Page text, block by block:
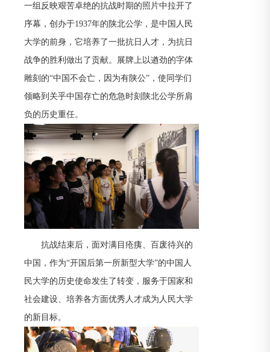
一组反映艰苦卓绝的抗战时期的照片中拉开了
序幕，创办于1937年的陕北公学，是中国人民
大学的前身，它培养了一批抗日人才，为抗日
战争的胜利做出了贡献。展牌上以遒劲的字体
雕刻的“中国不会亡，因为有陕公”，使同学们
领略到关乎中国存亡的危急时刻陕北公学所肩
负的历史重任。
抗战结束后，面对满目疮痍、百废待兴的
中国，作为“开国后第一所新型大学”的中国人
民大学的历史使命发生了转变，服务于国家和
社会建设、培养各方面优秀人才成为人民大学
的新目标。